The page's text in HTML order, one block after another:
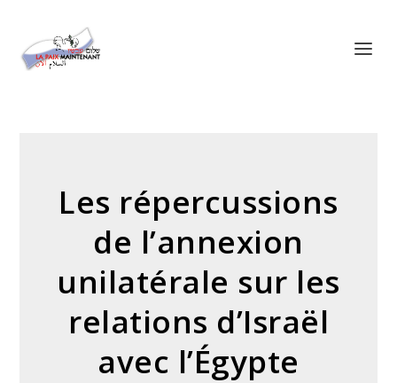
Les répercussions
de l’annexion
unilatérale sur les
relations d’Israël
avec l’Égypte